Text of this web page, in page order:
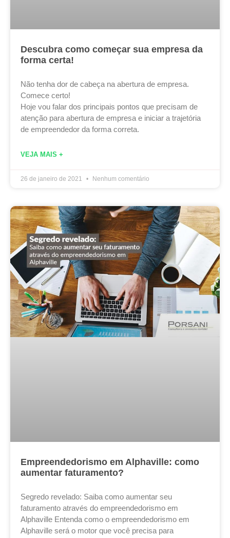
Descubra como começar sua empresa da
forma certa!
Não tenha dor de cabeça na abertura de empresa.
Comece certo!
Hoje vou falar dos principais pontos que precisam de
atenção para abertura de empresa e iniciar a trajetória
de empreendedor da forma correta.
VEJA MAIS +
26 de janeiro de 2021 Nenhum comentário
Empreendedorismo em Alphaville: como
aumentar faturamento?
Segredo revelado: Saiba como aumentar seu
faturamento através do empreendedorismo em
Alphaville Entenda como o empreendedorismo em
Alphaville será o motor que você precisa para